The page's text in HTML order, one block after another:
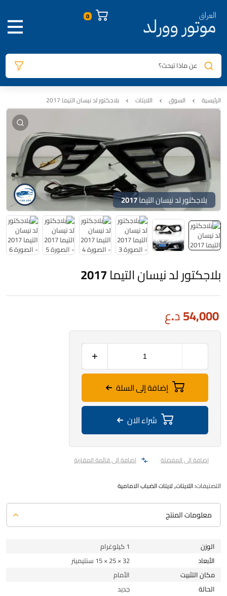
0
عن ماذا تبحث؟
الرئيسية السوق اللايتات بلاجكتور لد نيسان التيما 2017
صور المنتج معلومات المنتج السيارات المتوافقة
بلاجكتور لد نيسان التيما 2017
بلاجكتور لد نيسان التيما 2017
54,000د.ع
إضافة إلى السلة
شراء الان
اضافة الى المفضلة اضافة الى قائمة المقارنة
التصنيفات:اللايتات,لايتات الضباب الامامية
معلومات المنتج
الوزن
1 كيلوغرام
الأبعاد
32 × 25 × 15 سنتيميتر
مكان التثبيت
الأمام
الحالة
جديد